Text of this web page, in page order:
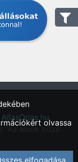
AllasOrias.hu
"Az elsők közé
olvassa
elfogadása